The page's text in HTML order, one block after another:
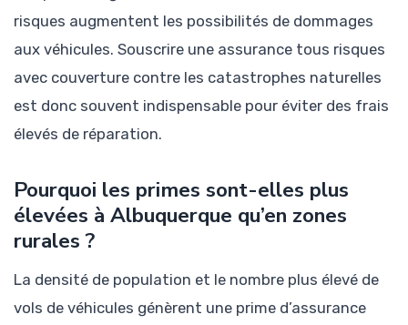
risques augmentent les possibilités de dommages
aux véhicules. Souscrire une assurance tous risques
avec couverture contre les catastrophes naturelles
est donc souvent indispensable pour éviter des frais
élevés de réparation.
Pourquoi les primes sont-elles plus
élevées à Albuquerque qu’en zones
rurales ?
La densité de population et le nombre plus élevé de
vols de véhicules génèrent une prime d’assurance